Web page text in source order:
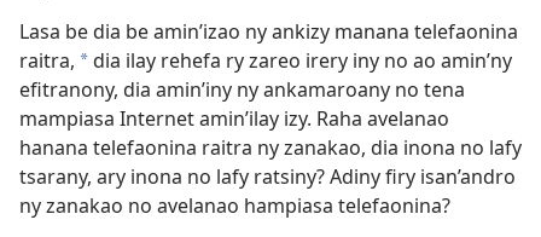
Lasa be dia be amin’izao ny ankizy manana telefaonina
raitra, adia ilay rehefa ry zareo irery iny no ao amin’ny
efitranony, dia amin’iny ny ankamaroany no tena
mampiasa Internet amin’ilay izy. Raha avelanao
hanana telefaonina raitra ny zanakao, dia inona no lafy
tsarany, ary inona no lafy ratsiny? Adiny firy isan’andro
ny zanakao no avelanao hampiasa telefaonina?